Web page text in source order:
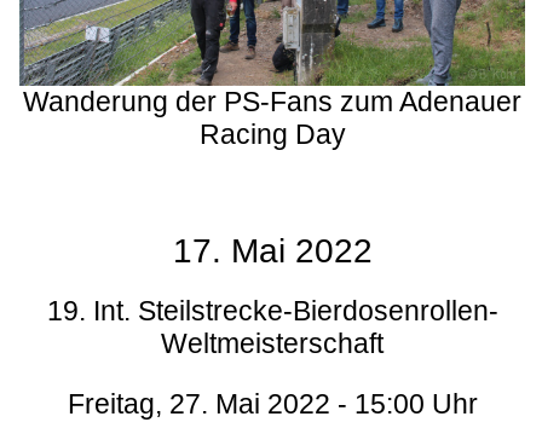
Wanderung der PS-Fans zum Adenauer
Racing Day
17. Mai 2022
19. Int. Steilstrecke-Bierdosenrollen-
Weltmeisterschaft
Freitag, 27. Mai 2022 - 15:00 Uhr